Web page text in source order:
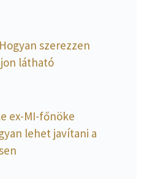
szerezzen
látható
ex-MI-főnöke
lehet javítani a